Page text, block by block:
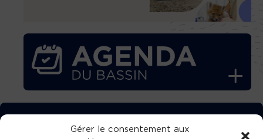
Gérer le consentement aux
TÉLÉCHARGEZ GRATUITEMENT